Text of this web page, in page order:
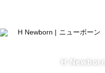
H Newborn